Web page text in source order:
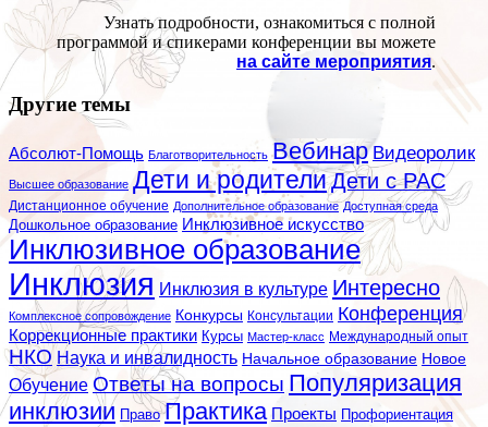
Узнать подробности, ознакомиться с полной
программой и спикерами конференции вы можете
на сайте мероприятия.
Другие темы
Абсолют-Помощь Благотворительность Вебинар Видеоролик
Высшее образование Дети и родителиДети с РАС
Дистанционное обучение Дополнительное образование Доступная среда
Дошкольное образование Инклюзивное искусство
Инклюзивное образование
Инклюзия Инклюзия в культуре Интересно
Комплексное сопровождение Конкурсы Консультации Конференция
Коррекционные практики Курсы Мастер-класс Международный опыт
НКО Наука и инвалидность Начальное образование Новое
Обучение Ответы на вопросы Популяризация
инклюзии Право Практика Проекты Профориентация